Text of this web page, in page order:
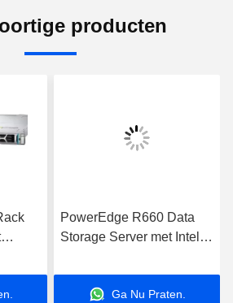
producten
PowerEdge R660 Data
Storage Server met Intel
zakelijke toepassingen
Ga Nu Praten.